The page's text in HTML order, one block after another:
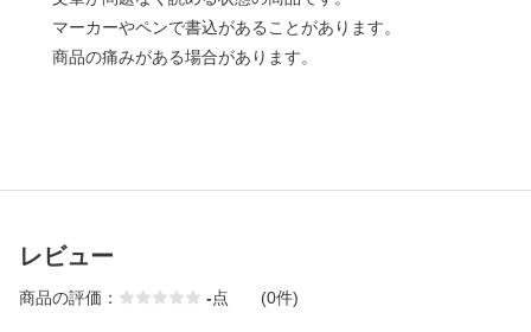
マーカーやペンで書込があることがあります。
商品の痛みがある場合があります。
レビュー
商品の評価： -点 (0件)